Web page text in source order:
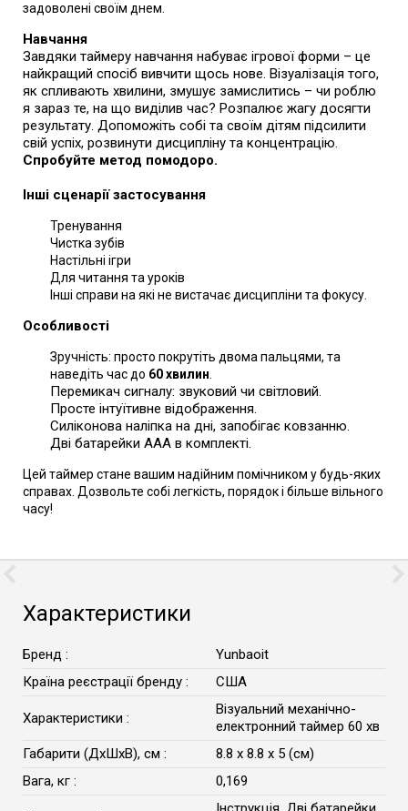
задоволені своїм днем.
Навчання
Завдяки таймеру навчання набуває ігрової форми – це
найкращий спосіб вивчити щось нове. Візуалізація того,
як спливають хвилини, змушує замислитись – чи роблю
я зараз те, на що виділив час? Розпалює жагу досягти
результату. Допоможіть собі та своїм дітям підсилити
свій успіх, розвинути дисципліну та концентрацію.
Спробуйте метод помодоро.
Інші сценарії застосування
Тренування
Чистка зубів
Настільні ігри
Для читання та уроків
Інші справи на які не вистачає дисципліни та фокусу.
Особливості
Зручність: просто покрутіть двома пальцями, та
наведіть час до 60 хвилин
Перемикач сигналу: звуковий чи світловий.
Просте інтуїтивне відображення.
Силіконова наліпка на дні, запобігає ковзанню.
Дві батарейки ААА в комплекті.
Цей таймер стане вашим надійним помічником у будь-яких
справах. Дозвольте собі легкість, порядок і більше вільного
часу!
Характеристики
Бренд :
Yunbaoit
Країна реєстрації бренду :
США
Характеристики :
Візуальний механічно-
електронний таймер 60 хв
Габарити (ДхШхВ), см :
8.8 х 8.8 х 5 (см)
Вага, кг :
0,169